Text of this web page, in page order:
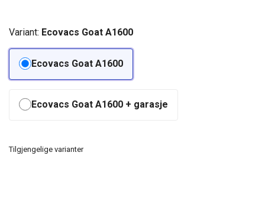
Variant: Ecovacs Goat A1600
Ecovacs Goat A1600
Ecovacs Goat A1600 + garasje
Tilgjengelige varianter